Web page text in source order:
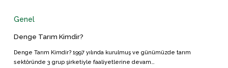
Kimdir?
Genel
Denge Tarım Kimdir?
Denge Tarım Kimdir? 1997 yılında kurulmuş ve günümüzde tarım
sektöründe 3 grup şirketiyle faaliyetlerine devam…